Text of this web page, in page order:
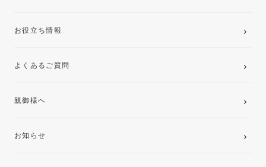
お役立ち情報
よくあるご質問
親御様へ
お知らせ